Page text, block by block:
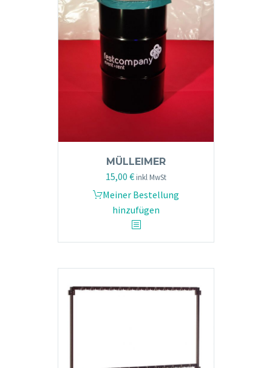
MÜLLEIMER
15,00 € inkl MwSt
Meiner Bestellung
hinzufügen